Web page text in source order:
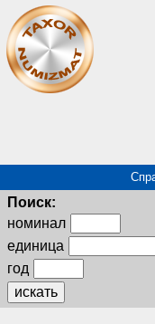
Поиск:
номинал
единица
год
искать